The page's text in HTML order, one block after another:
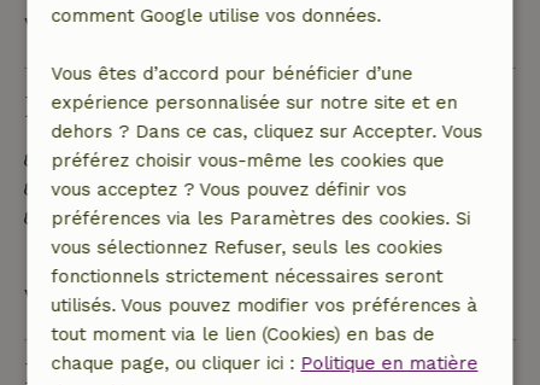
Voir tout
Durabilité
Étiquette énergétique : B
Matériaux d'isolation naturelle
Construit avec des matériaux de construction
naturels
Voir tout
Poser une question
comment Google utilise vos données.
Vous êtes d’accord pour bénéficier d’une
expérience personnalisée sur notre site et en
dehors ? Dans ce cas, cliquez sur Accepter. Vous
préférez choisir vous-même les cookies que
vous acceptez ? Vous pouvez définir vos
préférences via les Paramètres des cookies. Si
vous sélectionnez Refuser, seuls les cookies
fonctionnels strictement nécessaires seront
utilisés. Vous pouvez modifier vos préférences à
tout moment via le lien (Cookies) en bas de
chaque page, ou cliquer ici : Politique en matière